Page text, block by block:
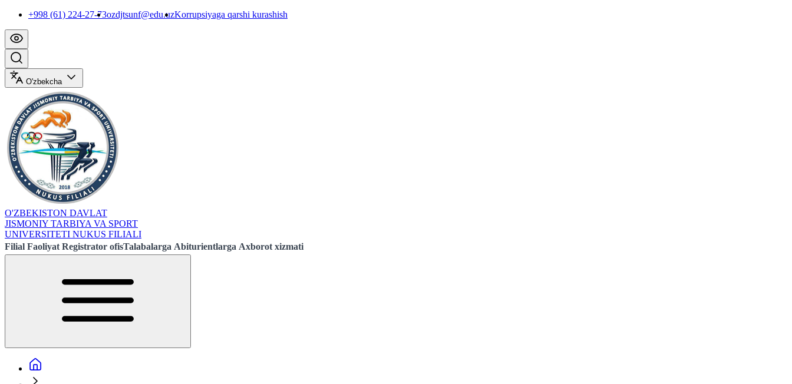
+998 (61) 224-27-73ozdjtsunf@edu.uzKorrupsiyaga qarshi kurashish
O'zbekcha
O'ZBEKISTON DAVLAT
JISMONIY TARBIYA VA SPORT
UNIVERSITETI NUKUS FILIALI
Filial Faoliyat Registrator ofisTalabalarga Abiturientlarga Axborot xizmati